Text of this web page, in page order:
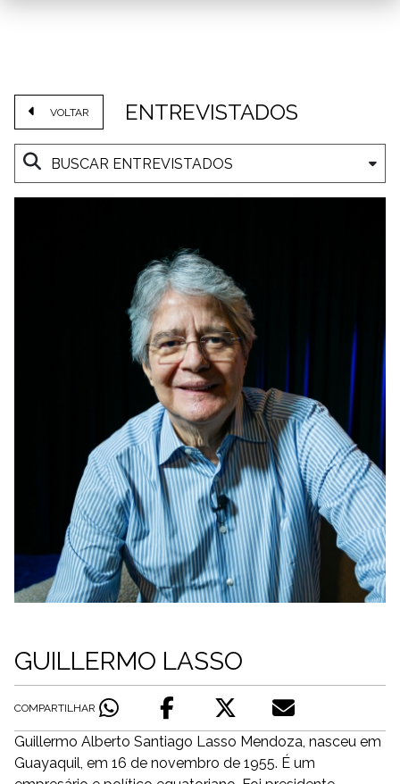
VOLTAR ENTREVISTADOS
GUILLERMO LASSO
COMPARTILHAR
Guillermo Alberto Santiago Lasso Mendoza, nasceu em
Guayaquil, em 16 de novembro de 1955. É um